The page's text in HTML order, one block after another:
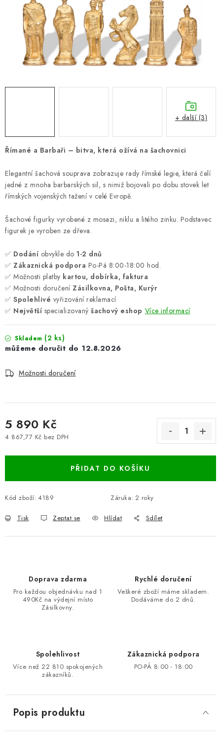
ŠACHOVÝ MERCH
DÁRKY
Římané a Barbaři – bitva, která ožívá na šachovnici
Elegantní šachová souprava zobrazuje rady římské legie, která čelí
jedné z mnoha barbarských sil, s nimiž bojovali po dobu stovek let
římských vojenských tažení v celé Evropě.
Šachové figurky vyrobené z mosazi, niklu a litého zinku. Podstavec
figurek je vyroben ze dřeva.
✅ Dodání obvykle do 1-2 dnů
✅ Zákaznická podpora Po-Pá 8:00-18:00 hod.
✅ Možnosti platby kartou, dobírka, faktura
✅ Možnosti doručení Zásilkovna, Pošta, Kurýr
✅ Spolehlivé vyřizování reklamací
✅ Největší specializovaný šachový eshop Více informací
Skladem (2 ks)
12.8.2026
Možnosti doručení
5 890 Kč
4 867,77 Kč bez DPH
PŘIDAT DO KOŠÍKU
Kód zboží: 4189 Záruka: 2 roky
Tisk Zeptat se Hlídat Sdílet
+ další (3)
Doprava zdarma
Pro každou objednávku nad 1
490Kč na výdejní místo
Zásilkovny.
Rychlé doručení
Veškeré zboží máme skladem.
Dodáváme do 2 dnů.
Spolehlivost
Více než 22 810 spokojených
zákazníků.
Zákaznická podpora
PO-PÁ 8:00 - 18:00
Popis produktu